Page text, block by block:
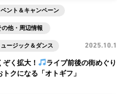
ぞく拡大！
ライブ前後の街めぐり
トクになる「オトギフ」
ベント＆キャンペーン
の他・周辺情報
ュージック＆ダンス 2025.10.1